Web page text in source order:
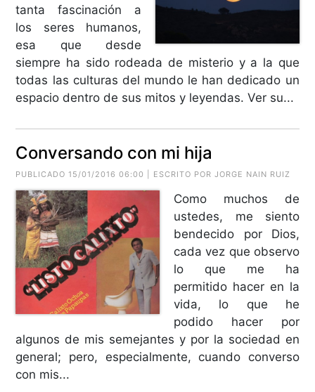
tanta fascinación a
los seres humanos,
esa que desde
siempre ha sido rodeada de misterio y a la que
todas las culturas del mundo le han dedicado un
espacio dentro de sus mitos y leyendas. Ver su...
Conversando con mi hija
PUBLICADO 15/01/2016 06:00 | ESCRITO PORJORGE NAIN RUIZ
Como muchos de
ustedes, me siento
bendecido por Dios,
cada vez que observo
lo que me ha
permitido hacer en la
vida, lo que he
podido hacer por
algunos de mis semejantes y por la sociedad en
general; pero, especialmente, cuando converso
con mis...